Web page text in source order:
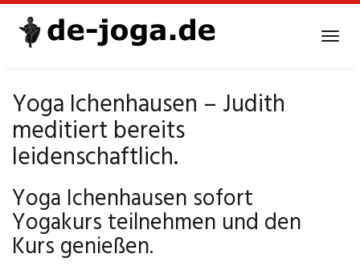
Yoga Ichenhausen – Judith
meditiert bereits
leidenschaftlich.
Yoga Ichenhausen sofort
Yogakurs teilnehmen und den
Kurs genießen.